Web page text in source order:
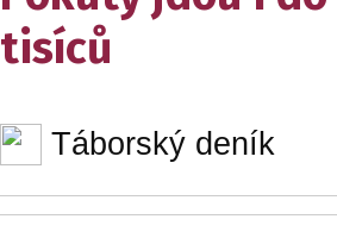
tisíců
Táborský deník